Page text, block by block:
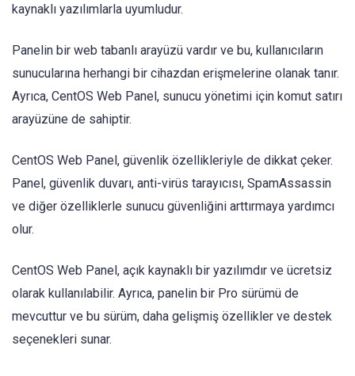
kaynaklı yazılımlarla uyumludur.
Panelin bir web tabanlı arayüzü vardır ve bu, kullanıcıların
sunucularına herhangi bir cihazdan erişmelerine olanak tanır.
Ayrıca, CentOS Web Panel, sunucu yönetimi için komut satırı
arayüzüne de sahiptir.
CentOS Web Panel, güvenlik özellikleriyle de dikkat çeker.
Panel, güvenlik duvarı, anti-virüs tarayıcısı, SpamAssassin
ve diğer özelliklerle sunucu güvenliğini arttırmaya yardımcı
olur.
CentOS Web Panel, açık kaynaklı bir yazılımdır ve ücretsiz
olarak kullanılabilir. Ayrıca, panelin bir Pro sürümü de
mevcuttur ve bu sürüm, daha gelişmiş özellikler ve destek
seçenekleri sunar.